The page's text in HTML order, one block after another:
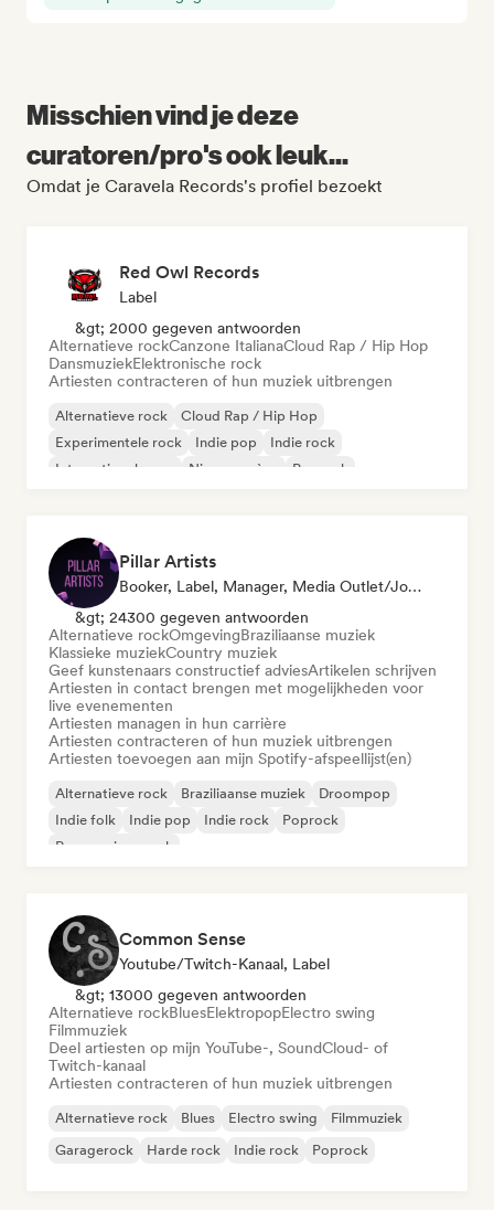
Misschien vind je deze
curatoren/pro's ook leuk...
Omdat je Caravela Records's profiel bezoekt
Red Owl Records
Label
&gt; 2000 gegeven antwoorden
Alternatieve rockCanzone ItalianaCloud Rap / Hip Hop
DansmuziekElektronische rock
Artiesten contracteren of hun muziek uitbrengen
Alternatieve rock
Cloud Rap / Hip Hop
Experimentele rock
Indie pop
Indie rock
Internationale pop
Nieuwe scène Poprock
Pillar Artists
Booker, Label, Manager, Media Outlet/Journalist, Mentor, Afspeellijst Curator
&gt; 24300 gegeven antwoorden
Alternatieve rockOmgevingBraziliaanse muziek
Klassieke muziekCountry muziek
Geef kunstenaars constructief adviesArtikelen schrijven
Artiesten in contact brengen met mogelijkheden voor
live evenementen
Artiesten managen in hun carrière
Artiesten contracteren of hun muziek uitbrengen
Artiesten toevoegen aan mijn Spotify-afspeellijst(en)
Alternatieve rock Braziliaanse muziek
Droompop
Indie folk
Indie pop Indie rock
Poprock
Progressieve rock
Common Sense
Youtube/Twitch-Kanaal, Label
&gt; 13000 gegeven antwoorden
Alternatieve rockBluesElektropopElectro swing
Filmmuziek
Deel artiesten op mijn YouTube-, SoundCloud- of
Twitch-kanaal
Artiesten contracteren of hun muziek uitbrengen
Alternatieve rock Blues Electro swing
Filmmuziek
Garagerock
Harde rock Indie rock Poprock